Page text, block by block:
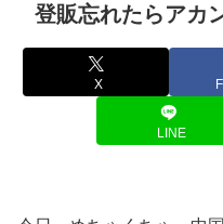
登販忘れたらアカ
X
LINE